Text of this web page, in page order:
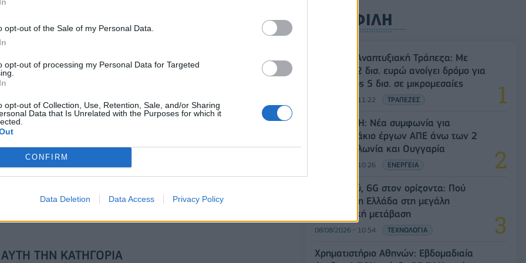
opt-out of the Sale of my Personal Data.
opt-out of processing my Personal Data for Targeted
opt-out of Collection, Use, Retention, Sale, and/or Sharing
Data that Is Unrelated with the Purposes for which it
CONFIRM
Data Deletion Data Access Privacy Policy
98,7 εκατ. ευρώ
& non alcohol
πολωνική αγορά ενέργειας
Το FIAT 500 Hybrid τώρα από 18.990 ευρώ
για τον ΟΤΕ στη
ΤΗΝ ΚΑΤΗΓΟΡΊΑ
ΔΗΜΟΦΙΛΗ
Ελληνική Αναπτυξιακή Τράπεζα: Με
«προίκα» 2 δισ. ευρώ ανοίγει δρόμο για
δάνεια έως 5 δισ. σε μικρομεσαίες
08/08/2026 - 11:22 ΤΡΑΠΕΖΕΣ
Όμιλος ΔΕΗ: Νέα συμφωνία για
χαρτοφυλάκιο έργων ΑΠΕ άνω των 2
GW σε Πολωνία και Ουγγαρία
08/08/2026 - 10:26 ΕΝΕΡΓΕΙΑ
5G παντού, 6G στον ορίζοντα: Πού
βρίσκεται η Ελλάδα στη μεγάλη
τεχνολογική μετάβαση
08/08/2026 - 10:54 ΤΕΧΝΟΛΟΓΙΑ
Χρηματιστήριο Αθηνών: Εβδομαδιαία